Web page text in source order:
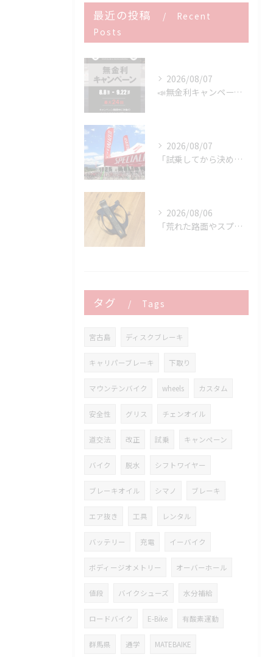
最近の投稿
Recent
Posts
2026/08/07
📣無金利キャンペーン開催決定‼️
2026/08/07
「試乗してから決める。」 それがPOWER-KIDSの一番大切にしていることです。
2026/08/06
「荒れた路面やスプリントでボトルが飛んでヒヤッとしたこと、あ...
タグ Tags
宮古島 ディスクブレーキ
キャリパーブレーキ 下取り
マウンテンバイク wheels カスタム
安全性 グリス チェンオイル
道交法 改正 試乗 キャンペーン
バイク 脱水 シフトワイヤー
ブレーキオイル シマノ ブレーキ
エア抜き 工具 レンタル
バッテリー 充電 イーバイク
ボディージオメトリー オーバーホール
値段 バイクシューズ 水分補給
ロードバイク E-Bike 有酸素運動
群馬県 通学 MATEBAIKE